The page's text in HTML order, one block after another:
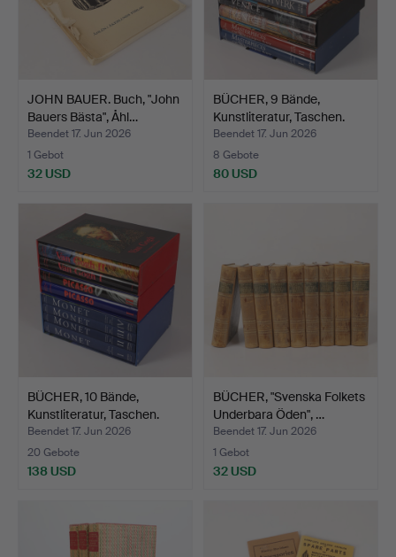
JOHN BAUER. Buch, "John
Bauers Bästa", Åhl…
Beendet 17. Jun 2026
1 Gebot
32 USD
BÜCHER, 9 Bände,
Kunstliteratur, Taschen.
Beendet 17. Jun 2026
8 Gebote
80 USD
BÜCHER, 10 Bände,
Kunstliteratur, Taschen.
Beendet 17. Jun 2026
20 Gebote
138 USD
BÜCHER, "Svenska Folkets
Underbara Öden", …
Beendet 17. Jun 2026
1 Gebot
32 USD